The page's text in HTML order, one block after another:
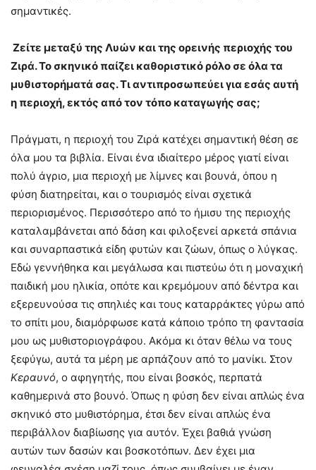
σημαντικές.
Ζείτε μεταξύ της Λυών καιτης ορεινής περιοχής του
Ζιρά. Το σκηνικό παίζει καθοριστικό ρόλο σε όλα τα
μυθιστορήματά σας. Τι αντιπροσωπεύει για εσάς αυτή
η περιοχή, εκτός από τον τόπο καταγωγής σας;
Πράγματι, η περιοχή του Ζιρά κατέχει σημαντική θέση σε
όλα μου τα βιβλία. Είναι ένα ιδιαίτερο μέρος γιατί είναι
πολύ άγριο, μια περιοχή με λίμνες και βουνά, όπου η
φύση διατηρείται, και ο τουρισμός είναι σχετικά
περιορισμένος. Περισσότερο από το ήμισυ της περιοχής
καταλαμβάνεται από δάση και φιλοξενεί αρκετά σπάνια
και συναρπαστικά είδη φυτών και ζώων, όπως ο λύγκας.
Εδώ γεννήθηκα και μεγάλωσα και πιστεύω ότι η μοναχική
παιδική μου ηλικία, οπότε και κρεμόμουν από δέντρα και
εξερευνούσα τις σπηλιές και τους καταρράκτες γύρω από
το σπίτι μου, διαμόρφωσε κατά κάποιο τρόπο τη φαντασία
μου ως μυθιστοριογράφου. Ακόμα κι όταν θέλω να τους
ξεφύγω, αυτά τα μέρη με αρπάζουν από το μανίκι. Στον
Κεραυνό, ο αφηγητής, που είναι βοσκός, περπατά
καθημερινά στο βουνό. Όπως η φύση δεν είναι απλώς ένα
σκηνικό στο μυθιστόρημα, έτσι δεν είναι απλώς ένα
περιβάλλον διαβίωσης για αυτόν. Έχει βαθιά γνώση
αυτών των δασών και βοσκοτόπων. Δεν έχει μια